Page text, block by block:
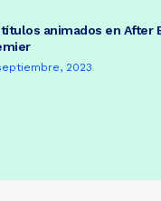
animados en After
2023